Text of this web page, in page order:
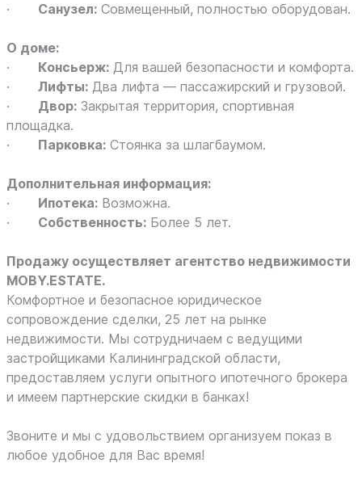
· Санузел: Совмещенный, полностью оборудован.
О доме:
· Консьерж: Для вашей безопасности и комфорта.
· Лифты: Два лифта — пассажирский и грузовой.
· Двор: Закрытая территория, спортивная
площадка.
· Парковка: Стоянка за шлагбаумом.
Дополнительная информация:
· Ипотека: Возможна.
· Собственность: Более 5 лет.
Продажу осуществляет агентство недвижимости
MOBY.ESTATE.
Комфортное и безопасное юридическое
сопровождение сделки, 25 лет на рынке
недвижимости. Мы сотрудничаем с ведущими
застройщиками Калининградской области,
предоставляем услуги опытного ипотечного брокера
и имеем партнерские скидки в банках!
Звоните и мы с удовольствием организуем показ в
любое удобное для Вас время!